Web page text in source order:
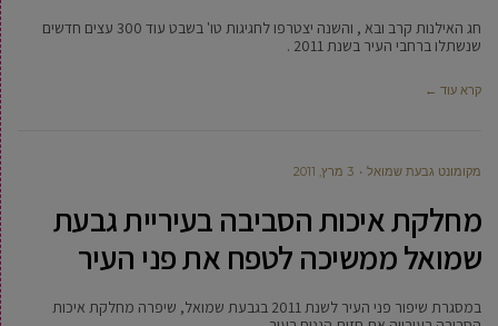
חג האילנות קרב ובא , והשנה יצטרפו לחגיגות טו' בשבט עוד 300 עצים חדשים
שנשתלו ברחבי העיר בשנת 2011 .
קרא עוד ←
מקומונט גבעת שמואל 3 מרץ, 2011
מחלקת איכות הסביבה בעיריית גבעת
שמואל ממשיכה לטפח את פני העיר
במסגרת שיפור פני העיר לשנת 2011 בגבעת שמואל, שיפרה מחלקת איכות